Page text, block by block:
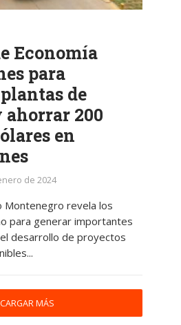
Economía
para
de
200
en
de 2024
Montenegro revela los
para generar importantes
desarrollo de proyectos
CARGAR MÁS